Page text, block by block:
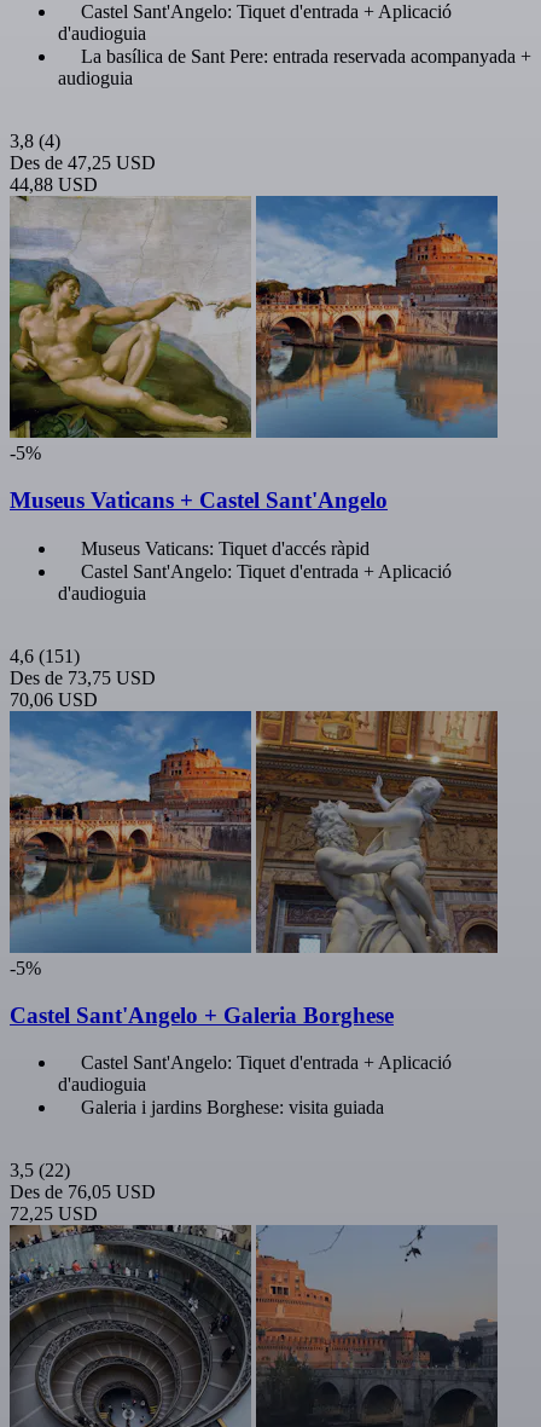
Castel Sant'Angelo: Tiquet d'entrada + Aplicació
d'audioguia
La basílica de Sant Pere: entrada reservada acompanyada +
audioguia
3,8 (4)
Des de 47,25 USD
44,88 USD
-5%
Museus Vaticans + Castel Sant'Angelo
Museus Vaticans: Tiquet d'accés ràpid
Castel Sant'Angelo: Tiquet d'entrada + Aplicació
d'audioguia
4,6 (151)
Des de 73,75 USD
70,06 USD
-5%
Castel Sant'Angelo + Galeria Borghese
Castel Sant'Angelo: Tiquet d'entrada + Aplicació
d'audioguia
Galeria i jardins Borghese: visita guiada
3,5 (22)
Des de 76,05 USD
72,25 USD